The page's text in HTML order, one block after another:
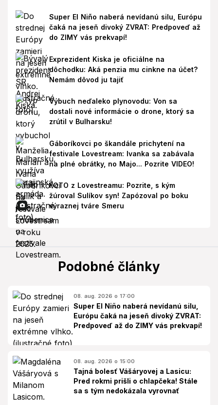
Super El Niño naberá nevídanú silu, Európu
čaká na jeseň divoký ZVRAT: Predpoveď až
do ZIMY vás prekvapí!
Exprezident Kiska je oficiálne na
dôchodku: Aká penzia mu cinkne na účet?
Nemám dôvod ju tajiť
Výbuch neďaleko plynovodu: Von sa
dostali nové informácie o drone, ktorý sa
zrútil v Bulharsku!
Gáboríkovci po škandále prichytení na
festivale Lovestream: Ivanka sa zabávala
na plné obrátky, no Majo... Pozrite VIDEO!
FOTO z Lovestreamu: Pozrite, s kým
žúroval Sulíkov syn! Zapózoval po boku
výraznej tváre Smeru
Podobné články
08. aug. 2026 o 17:00
Super El Niño naberá nevídanú silu,
Európu čaká na jeseň divoký ZVRAT:
Predpoveď až do ZIMY vás prekvapí!
08. aug. 2026 o 15:00
Tajná bolesť Vášáryovej a Lasicu:
Pred rokmi prišli o chlapčeka! Stále
sa s tým nedokázala vyrovnať